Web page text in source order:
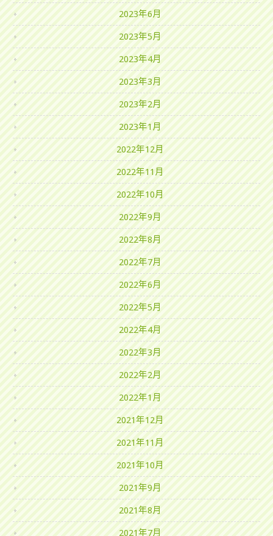
2023年6月
2023年5月
2023年4月
2023年3月
2023年2月
2023年1月
2022年12月
2022年11月
2022年10月
2022年9月
2022年8月
2022年7月
2022年6月
2022年5月
2022年4月
2022年3月
2022年2月
2022年1月
2021年12月
2021年11月
2021年10月
2021年9月
2021年8月
2021年7月